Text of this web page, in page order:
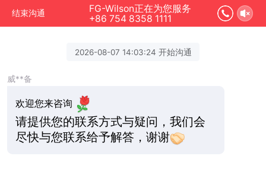
结束沟通
FG-Wilson正在为您服务
+86 754 8358 1111
2026-08-07 14:03:24 开始沟通
威**备
欢迎您来咨询
请提供您的联系方式与疑问，我们会
尽快与您联系给予解答，谢谢